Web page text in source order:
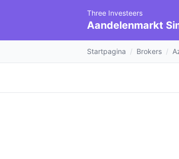
Three Investeers
Aandelenmarkt
Startpagina / Brokers /